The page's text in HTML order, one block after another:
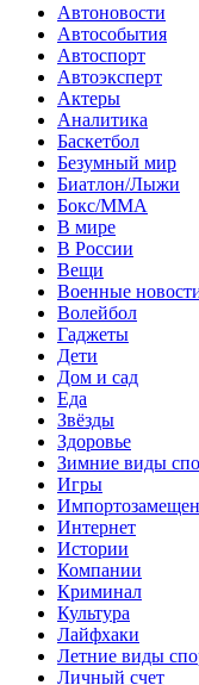
Автоновости
Автособытия
Автоспорт
Автоэксперт
Актеры
Аналитика
Баскетбол
Безумный мир
Биатлон/Лыжи
Бокс/MMA
В мире
В России
Вещи
Военные
Волейбол
Гаджеты
Дети
Дом и сад
Еда
Звёзды
Здоровье
Зимние виды
Игры
Интернет
Истории
Компании
Криминал
Культура
Лайфхаки
Летние виды
Личный счет